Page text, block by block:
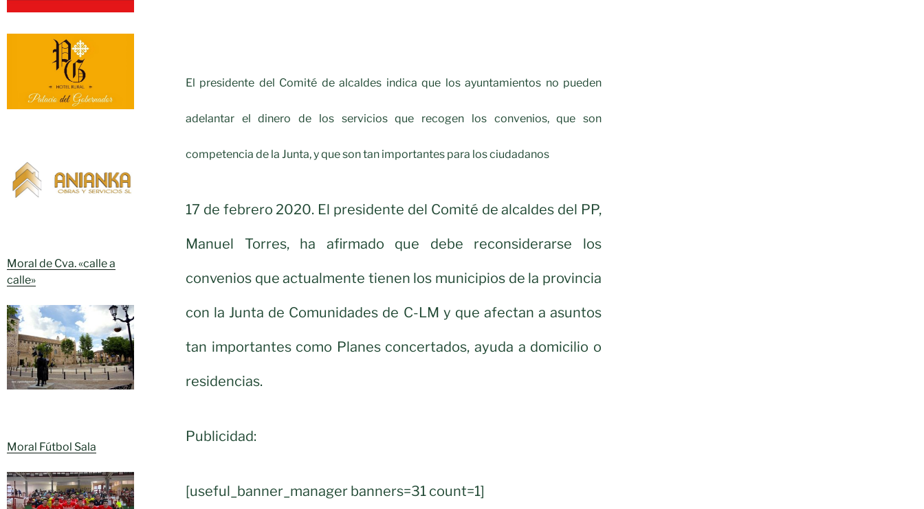
Moral de Cva. «calle a
calle»
Moral Fútbol Sala
El presidente del Comité de alcaldes indica que los ayuntamientos no pueden
adelantar el dinero de los servicios que recogen los convenios, que son
competencia de la Junta, y que son tan importantes para los ciudadanos
17 de febrero 2020. El presidente del Comité de alcaldes del PP,
Manuel Torres, ha afirmado que debe reconsiderarse los
convenios que actualmente tienen los municipios de la provincia
con la Junta de Comunidades de C-LM y que afectan a asuntos
tan importantes como Planes concertados, ayuda a domicilio o
residencias.
Publicidad:
[useful_banner_manager banners=31 count=1]